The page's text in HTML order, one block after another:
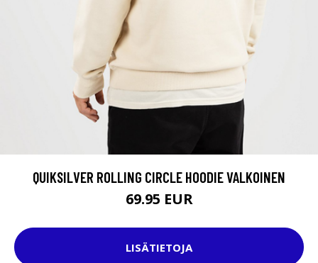
QUIKSILVER ROLLING CIRCLE HOODIE VALKOINEN
69.95 EUR
LISÄTIETOJA